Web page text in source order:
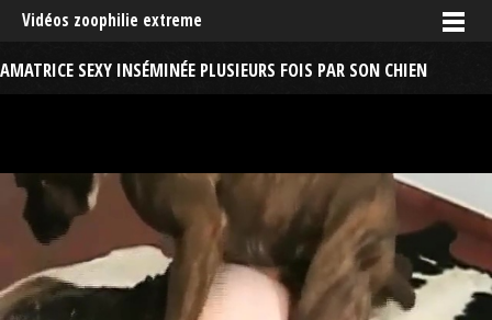
Vidéos zoophilie extreme
AMATRICE SEXY INSÉMINÉE PLUSIEURS FOIS PAR SON CHIEN